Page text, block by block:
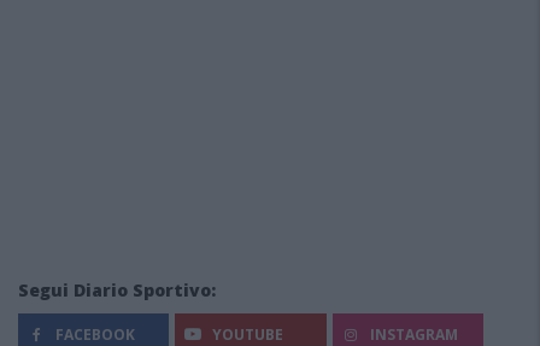
Segui Diario Sportivo:
FACEBOOK YOUTUBE INSTAGRAM